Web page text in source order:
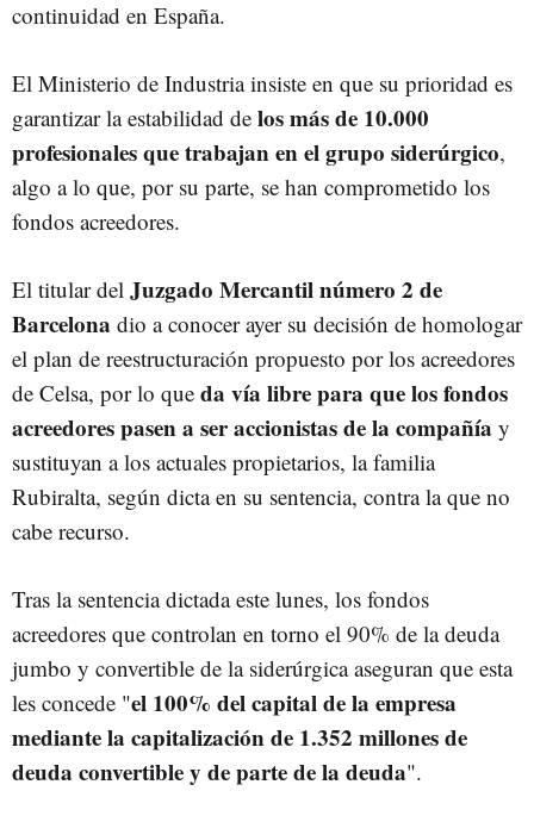
continuidad en España.
El Ministerio de Industria insiste en que su prioridad es
garantizar la estabilidad de los más de 10.000
profesionales que trabajan en el grupo siderúrgico,
algo a lo que, por su parte, se han comprometido los
fondos acreedores.
El titular del Juzgado Mercantil número 2 de
Barcelona dio a conocer ayer su decisión de homologar
el plan de reestructuración propuesto por los acreedores
de Celsa, por lo que da vía libre para que los fondos
acreedores pasen a ser accionistas de la compañía y
sustituyan a los actuales propietarios, la familia
Rubiralta, según dicta en su sentencia, contra la que no
cabe recurso.
Tras la sentencia dictada este lunes, los fondos
acreedores que controlan en torno el 90% de la deuda
jumbo y convertible de la siderúrgica aseguran que esta
les concede "el 100% del capital de la empresa
mediante la capitalización de 1.352 millones de
deuda convertible y de parte de la deuda".